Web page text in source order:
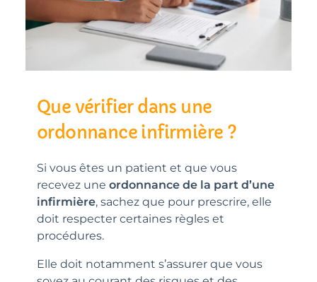
Que vérifier dans une
ordonnance infirmière ?
Si vous êtes un patient et que vous
recevez une ordonnance de la part d’une
infirmière, sachez que pour prescrire, elle
doit respecter certaines règles et
procédures.
Elle doit notamment s’assurer que vous